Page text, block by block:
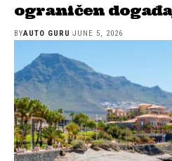
ograničen
BYAUTO GURU JUNE 5, 2026